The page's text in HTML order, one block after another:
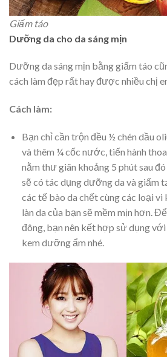
Giấm táo
Dưỡng da cho da sáng mịn
Dưỡng da sáng mịn bằng giấm táo
cách làm đẹp rất hay được nhiều chị
Cách làm:
Bạn chỉ cần trộn đều ½ chén dầu
và thêm ¼ cốc nước, tiến hành
nằm thư giãn khoảng 5 phút sau
sẽ có tác dụng dưỡng da và giấm
các tế bào da chết cùng các loại vi
làn da của bạn sẽ mềm mịn hơn.
đông, bạn nên kết hợp sử dụng
kem dưỡng ẩm nhé.